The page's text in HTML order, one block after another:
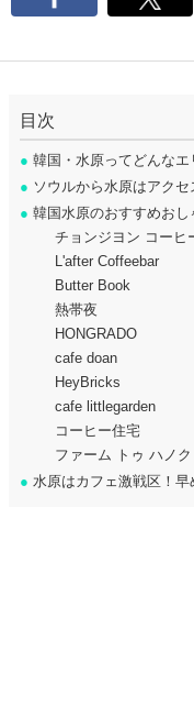
目次
● 韓国・水原ってどんなエ
● ソウルから水原はアクセ
● 韓国水原のおすすめおし
チョンジヨン コーヒ
L'after Coffeebar
Butter Book
熱帯夜
HONGRADO
cafe doan
HeyBricks
cafe littlegarden
コーヒー住宅
ファーム トゥ ハノク
● 水原はカフェ激戦区！